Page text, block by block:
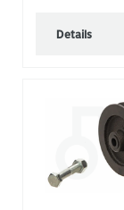
Details